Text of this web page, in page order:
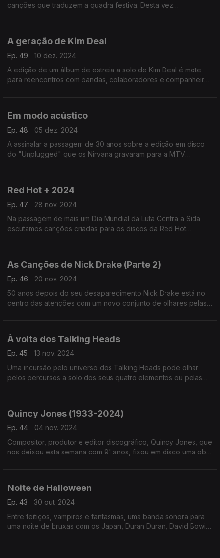
canções que traduzem a quadra festiva. Desta vez
A geração de Kim Deal
Ep. 49
10 dez. 2024
A edição de um álbum de estreia a solo de Kim Deal é mote
para reencontros com bandas, colaboradores e companheiros
Em modo acústico
Ep. 48
05 dez. 2024
A assinalar a passagem de 30 anos sobre a edição em disco
do "Unplugged" que os Nirvana gravaram para a MTV
Red Hot + 2024
Ep. 47
28 nov. 2024
Na passagem de mais um Dia Mundial da Luta Contra a Sida
escutamos canções criadas para os discos da Red Hot
As Canções de Nick Drake (Parte 2)
Ep. 46
20 nov. 2024
50 anos depois do seu desaparecimento Nick Drake está no
centro das atenções com um novo conjunto de olhares pelas
À volta dos Talking Heads
Ep. 45
13 nov. 2024
Uma incursão pelo universo dos Talking Heads pode olhar
pelos percursos a solo dos seus quatro elementos ou pelas
Quincy Jones (1933-2024)
Ep. 44
04 nov. 2024
Compositor, produtor e editor discográfico, Quincy Jones, que
nos deixou esta semana com 91 anos, fixou em disco uma obra
Noite de Halloween
Ep. 43
30 out. 2024
Entre feitiços, vampiros e fantasmas, uma banda sonora para
uma noite de bruxas com os Japan, Duran Duran, David Bowie,